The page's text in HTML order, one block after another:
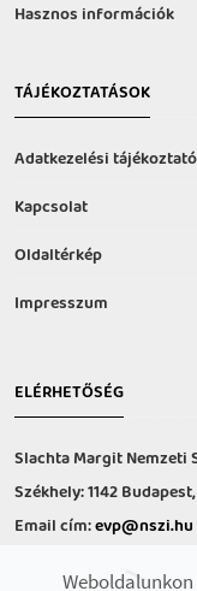
Hasznos információk
TÁJÉKOZTATÁSOK
Adatkezelési tájékoztató
Kapcsolat
Oldaltérkép
Impresszum
ELÉRHETŐSÉG
Slachta Margit
Székhely: 1142
Email cím:evp@nszi.hu